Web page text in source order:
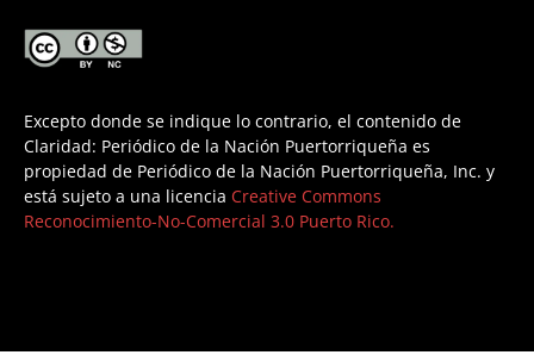
Excepto donde se indique lo contrario, el contenido de
Claridad: Periódico de la Nación Puertorriqueña es
propiedad de Periódico de la Nación Puertorriqueña, Inc. y
está sujeto a una licencia Creative Commons
Reconocimiento-No-Comercial 3.0 Puerto Rico.